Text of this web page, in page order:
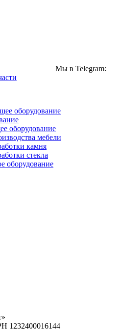
Мы в Telegram:
оборудование
оборудование
мебели
камня
стекла
оборудование
1232400016144